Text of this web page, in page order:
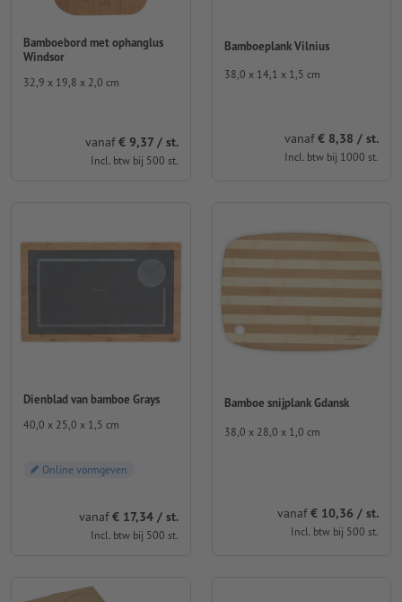
Bamboebord met ophanglus
Windsor
32,9 x 19,8 x 2,0 cm
vanaf€ 9,37 / st.
Incl. btw bij 500 st.
Bamboeplank Vilnius
38,0 x 14,1 x 1,5 cm
vanaf€ 8,38 / st.
Incl. btw bij 1000 st.
Dienblad van bamboe Grays
40,0 x 25,0 x 1,5 cm
Online vormgeven
vanaf€ 17,34 / st.
Incl. btw bij 500 st.
Bamboe snijplank Gdansk
38,0 x 28,0 x 1,0 cm
vanaf€ 10,36 / st.
Incl. btw bij 500 st.